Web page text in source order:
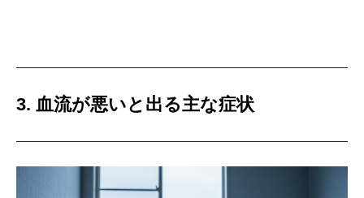
3. 血流が悪いと出る主な症状